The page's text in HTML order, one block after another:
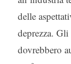
delle
deprezza.
dovrebbero